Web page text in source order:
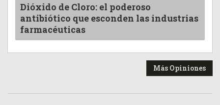
Dióxido de Cloro: el poderoso
antibiótico que esconden las industrias
farmacéuticas
Más Opiniones